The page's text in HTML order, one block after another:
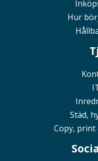
Hur
Städ,
Copy,